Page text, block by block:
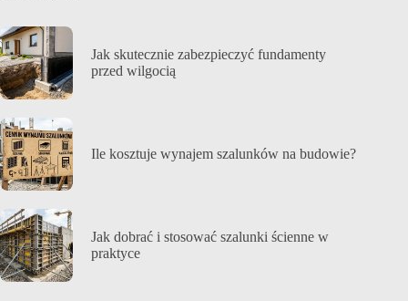
Jak skutecznie zabezpieczyć fundamenty
przed wilgocią
Ile kosztuje wynajem szalunków na budowie?
Jak dobrać i stosować szalunki ścienne w
praktyce